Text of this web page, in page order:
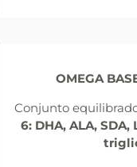
OMEGA
Conjunto
6: DHA, ALA, SDA,